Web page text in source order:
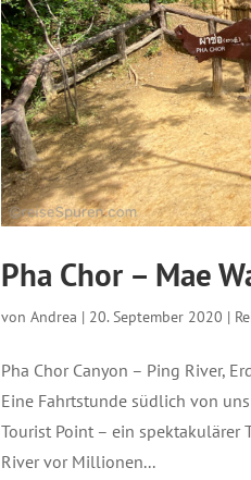
Pha Chor – Mae
von Andrea | 20. September 2020 |
Pha Chor Canyon – Ping River,
Eine Fahrtstunde südlich von
Tourist Point – ein spektakulärer
River vor Millionen...